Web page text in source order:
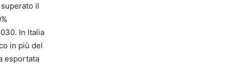
il
In Italia
in più del
esportata